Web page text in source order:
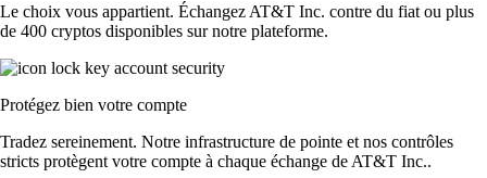
Le choix vous appartient. Échangez AT&T Inc. contre du fiat ou plus
de 400 cryptos disponibles sur notre plateforme.
Protégez bien votre compte
Tradez sereinement. Notre infrastructure de pointe et nos contrôles
stricts protègent votre compte à chaque échange de AT&T Inc..